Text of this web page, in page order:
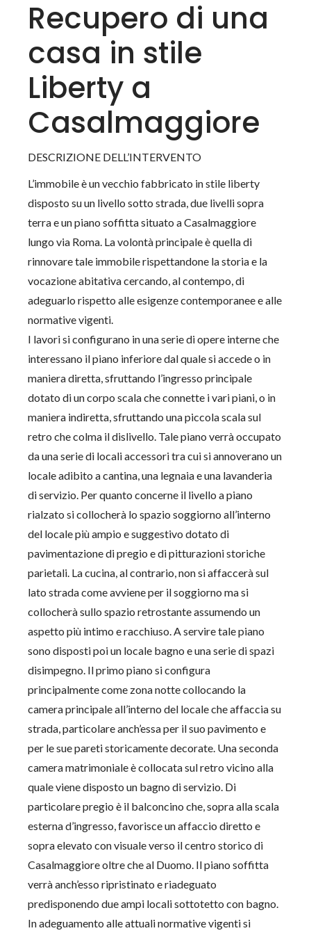
Recupero di una
casa in stile
Liberty a
Casalmaggiore
DESCRIZIONE DELL’INTERVENTO
L’immobile è un vecchio fabbricato in stile liberty
disposto su un livello sotto strada, due livelli sopra
terra e un piano soffitta situato a Casalmaggiore
lungo via Roma. La volontà principale è quella di
rinnovare tale immobile rispettandone la storia e la
vocazione abitativa cercando, al contempo, di
adeguarlo rispetto alle esigenze contemporanee e alle
normative vigenti.
I lavori si configurano in una serie di opere interne che
interessano il piano inferiore dal quale si accede o in
maniera diretta, sfruttando l’ingresso principale
dotato di un corpo scala che connette i vari piani, o in
maniera indiretta, sfruttando una piccola scala sul
retro che colma il dislivello. Tale piano verrà occupato
da una serie di locali accessori tra cui si annoverano un
locale adibito a cantina, una legnaia e una lavanderia
di servizio. Per quanto concerne il livello a piano
rialzato si collocherà lo spazio soggiorno all’interno
del locale più ampio e suggestivo dotato di
pavimentazione di pregio e di pitturazioni storiche
parietali. La cucina, al contrario, non si affaccerà sul
lato strada come avviene per il soggiorno ma si
collocherà sullo spazio retrostante assumendo un
aspetto più intimo e racchiuso. A servire tale piano
sono disposti poi un locale bagno e una serie di spazi
disimpegno. Il primo piano si configura
principalmente come zona notte collocando la
camera principale all’interno del locale che affaccia su
strada, particolare anch’essa per il suo pavimento e
per le sue pareti storicamente decorate. Una seconda
camera matrimoniale è collocata sul retro vicino alla
quale viene disposto un bagno di servizio. Di
particolare pregio è il balconcino che, sopra alla scala
esterna d’ingresso, favorisce un affaccio diretto e
sopra elevato con visuale verso il centro storico di
Casalmaggiore oltre che al Duomo. Il piano soffitta
verrà anch’esso ripristinato e riadeguato
predisponendo due ampi locali sottotetto con bagno.
In adeguamento alle attuali normative vigenti si